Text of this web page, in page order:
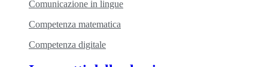
Comunicazione in lingue
Competenza matematica
Competenza digitale